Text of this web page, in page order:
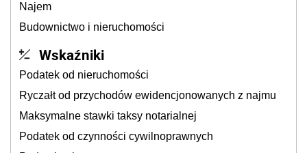
Najem
Budownictwo i nieruchomości
Wskaźniki
Podatek od nieruchomości
Ryczałt od przychodów ewidencjonowanych z najmu
Maksymalne stawki taksy notarialnej
Podatek od czynności cywilnoprawnych